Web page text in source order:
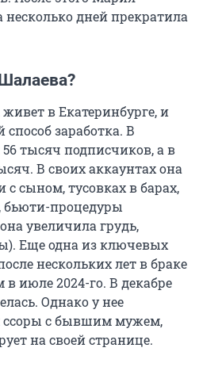
дней прекратила
в Екатеринбурге, и
способ заработка. В
56 тысяч подписчиков, а в
В своих аккаунтах она
с сыном, тусовках в барах,
бьюти-процедуры
увеличила грудь,
Еще одна из ключевых
нескольких лет в браке
июле 2024-го. В декабре
Однако у нее
ссоры с бывшим мужем,
на своей странице.